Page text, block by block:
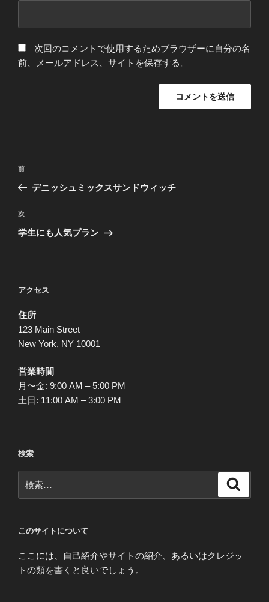
次回のコメントで使用するためブラウザーに自分の名
前、メールアドレス、サイトを保存する。
投
ビ
ゲ
ン
前
の
稿
前
デニッシュミックスサンドウィッチ
次
の
次
学生にも人気プラン
アクセス
住所
123 Main Street
New York, NY 10001
営業時間
月〜金: 9:00 AM – 5:00 PM
土日: 11:00 AM – 3:00 PM
検索
索:
このサイトについて
ここには、自己紹介やサイトの紹介、あるいはクレジッ
トの類を書くと良いでしょう。